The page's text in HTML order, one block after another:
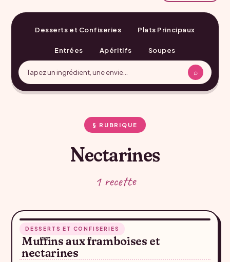
Desserts et Confiseries Plats Principaux
Entrées Apéritifs Soupes
⌕
§ RUBRIQUE
Nectarines
1 recette
DESSERTS ET CONFISERIES
Muffins aux framboises et
nectarines